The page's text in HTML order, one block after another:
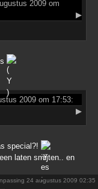
2009 om
▶
2009 om 17:53:
▶
special?!
laten smijten.. en
24 augustus 2009 02:35